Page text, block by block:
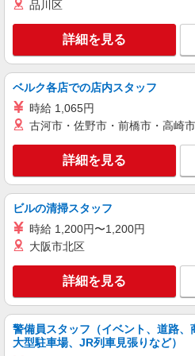
株式会社kotrio /●OK-H-1993633
備前市＊グルー
ート業務を担当
時給1350円〜
備前市 西片上
キープ
派遣社員
株式会社kotrio /●OK-H-1896431
備前市＠有料老
通費全支給(ガソリ
備前市 西片上
キープ
品川区
詳細を見る
ベルク各店での店内スタッフ
時給 1,065円
古河市・佐野市・前橋市・高崎
詳細を見る
ビルの清掃スタッフ
時給 1,200円〜1,200円
大阪市北区
詳細を見る
警備員スタッフ（イベント、道路、
大型駐車場、JR列車見張りなど）